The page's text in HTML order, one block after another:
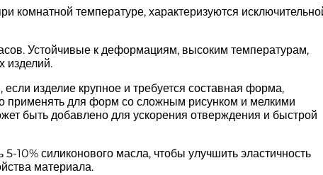
температуре, характеризуются
Устойчивые к деформациям, высоким температурам,
изделий.
изделие крупное и требуется составная форма,
применять для форм со сложным рисунком и мелкими
быть добавлено для ускорения отверждения и быстрой
силиконового масла, чтобы улучшить эластичность
материала.